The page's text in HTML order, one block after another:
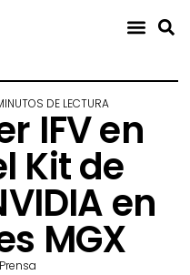
DE LECTURA
IFV en
Kit de
en
MGX